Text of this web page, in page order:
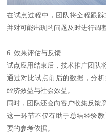
在试点过程中，团队将全程跟
并对可能出现的问题及时进行调
6. 效果评估与反馈
试点应用结束后，技术推广团队
通过对比试点前后的数据，分
经济效益与社会效益。
同时，团队还会向客户收集反馈
这一环节不仅有助于总结经验
要的参考依据。